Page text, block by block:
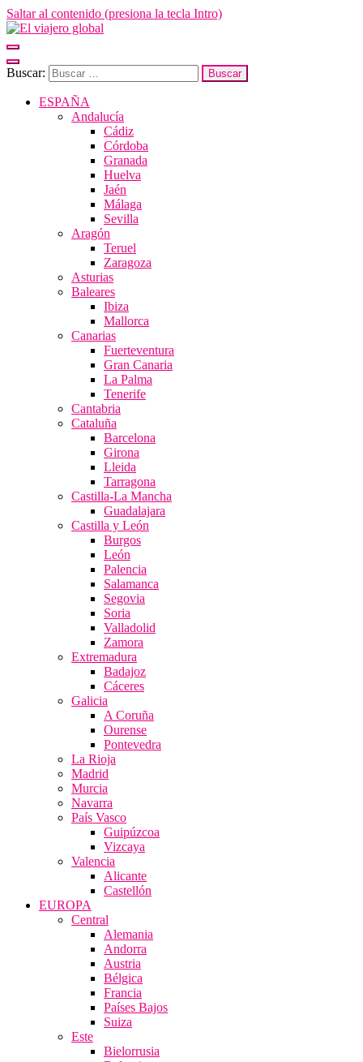
Saltar al contenido (presiona la tecla Intro)
forma sensorial, desde su música hasta su arquitectura o sus sabores
Buscar:
ESPAÑA
Andalucía
Cádiz
Córdoba
Granada
Huelva
Jaén
Málaga
Sevilla
Aragón
Teruel
Zaragoza
Asturias
Baleares
Ibiza
Mallorca
Canarias
Fuerteventura
Gran Canaria
La Palma
Tenerife
Cantabria
Cataluña
Barcelona
Girona
Lleida
Tarragona
Castilla-La Mancha
Guadalajara
Castilla y León
Burgos
León
Palencia
Salamanca
Segovia
Soria
Valladolid
Zamora
Extremadura
Badajoz
Cáceres
Galicia
A Coruña
Ourense
Pontevedra
La Rioja
Madrid
Murcia
Navarra
País Vasco
Guipúzcoa
Vizcaya
Valencia
Alicante
Castellón
EUROPA
Central
Alemania
Andorra
Austria
Bélgica
Francia
Países Bajos
Suiza
Este
Bielorrusia